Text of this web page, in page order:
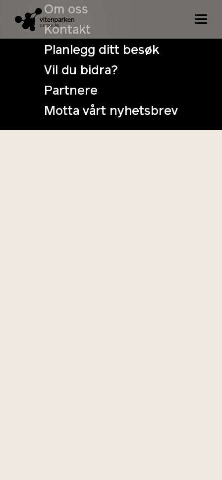
Om oss
Kontakt
Planlegg ditt besøk
Vil du bidra?
Partnere
Motta vårt nyhetsbrev
Om oss